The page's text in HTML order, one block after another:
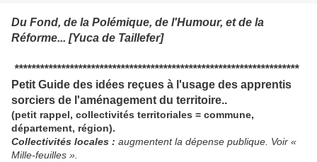
Du Fond, de la Polémique, de l'Humour, et de la
Réforme... [Yuca de Taillefer]
*******************************************************************
Petit Guide des idées reçues à l'usage des apprentis
sorciers de l'aménagement du territoire..
(petit rappel, collectivités territoriales = commune,
département, région).
Collectivités locales : augmentent la dépense publique. Voir «
Mille-feuilles ».